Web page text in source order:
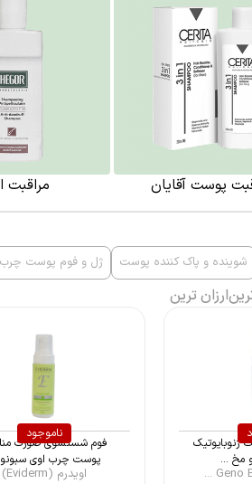
پوست آقایان مراقبت
شوینده و پاک کننده پوست ژل و فوم پوست چرب
ارزان ترین
مخ ...
ناموجود
فوم شستشوی صورت
پوست چرب اوی
اویدرم (Eviderm)